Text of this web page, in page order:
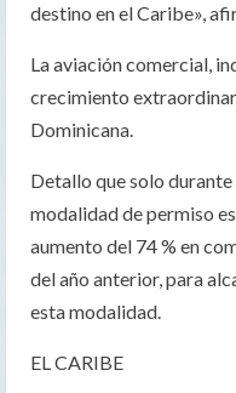
destino en el Caribe»,
La aviación comercial,
crecimiento
Dominicana.
Detallo que solo
modalidad de permiso
aumento del 74 % en
del año anterior, para
esta modalidad.
EL CARIBE